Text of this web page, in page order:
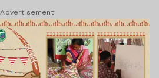
Advertisement